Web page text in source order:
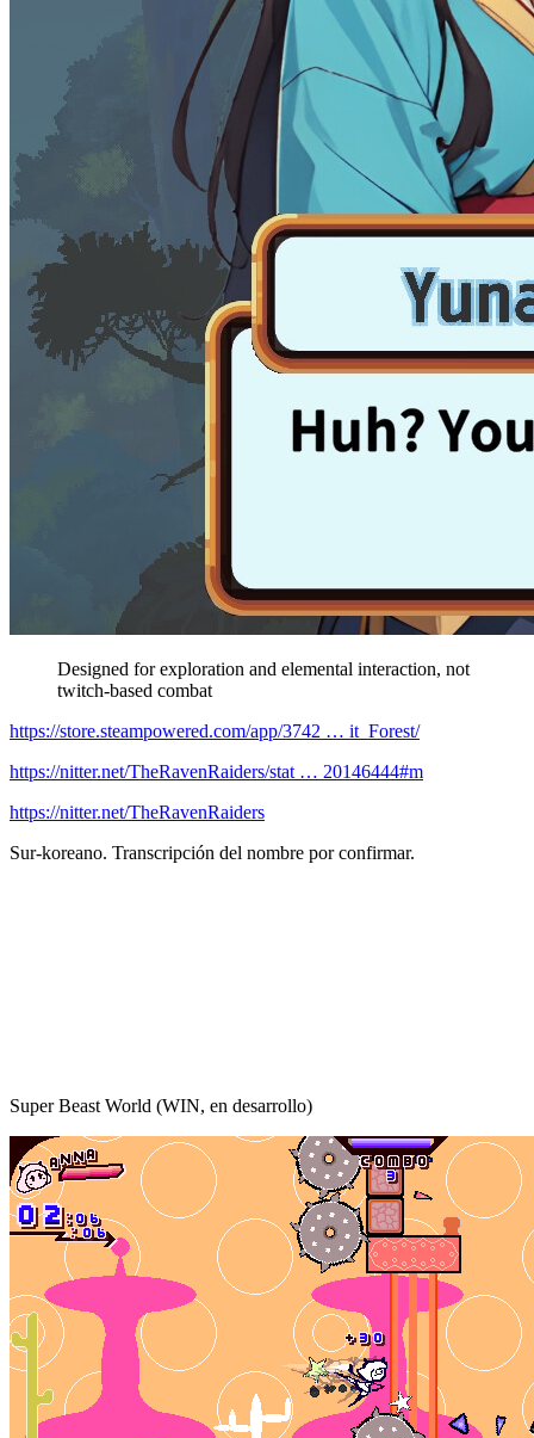
Designed for exploration and elemental interaction, not
twitch-based combat
https://store.steampowered.com/app/3742 … it_Forest/
https://nitter.net/TheRavenRaiders/stat … 20146444#m
https://nitter.net/TheRavenRaiders
Sur-koreano. Transcripción del nombre por confirmar.
Super Beast World (WIN, en desarrollo)